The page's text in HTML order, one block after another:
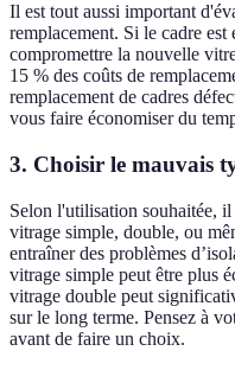
Il est tout aussi important
remplacement. Si le cadre
compromettre la nouvelle
15 % des coûts de
remplacement de cadres
vous faire économiser du
3. Choisir le mauvais
Selon l'utilisation souhaitée,
vitrage simple, double, ou
entraîner des problèmes
vitrage simple peut être plus
vitrage double peut
sur le long terme. Pensez à
avant de faire un choix.